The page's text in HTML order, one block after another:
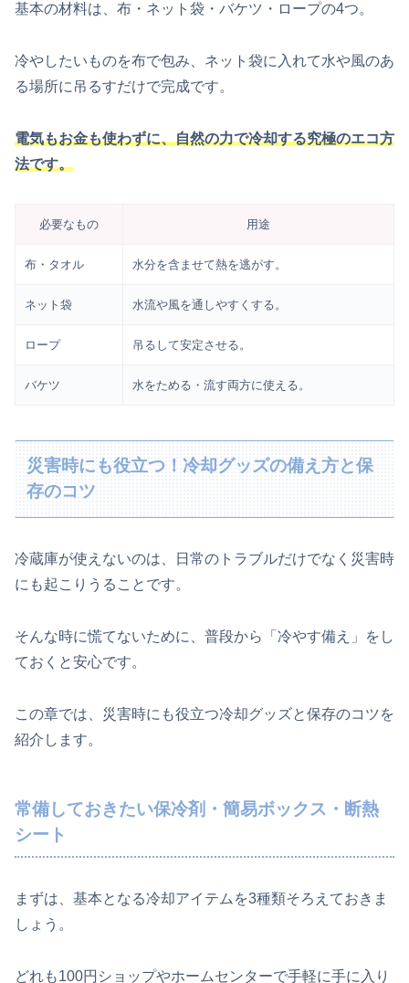
基本の材料は、布・ネット袋・バケツ・ロープの4つ。
冷やしたいものを布で包み、ネット袋に入れて水や風のあ
る場所に吊るすだけで完成です。
電気もお金も使わずに、自然の力で冷却する究極のエコ方
法です。
必要なもの 用途
布・タオル 水分を含ませて熱を逃がす。
ネット袋 水流や風を通しやすくする。
ロープ 吊るして安定させる。
バケツ 水をためる・流す両方に使える。
災害時にも役立つ！冷却グッズの備え方と保
存のコツ
冷蔵庫が使えないのは、日常のトラブルだけでなく災害時
にも起こりうることです。
そんな時に慌てないために、普段から「冷やす備え」をし
ておくと安心です。
この章では、災害時にも役立つ冷却グッズと保存のコツを
紹介します。
常備しておきたい保冷剤・簡易ボックス・断熱
シート
まずは、基本となる冷却アイテムを3種類そろえておきま
しょう。
どれも100円ショップやホームセンターで手軽に手に入り